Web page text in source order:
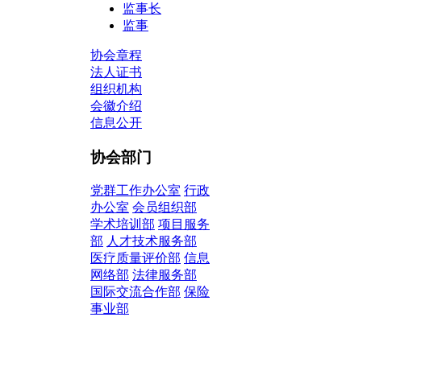
监事长
监事
协会章程
法人证书
组织机构
会徽介绍
信息公开
协会部门
党群工作办公室 行政
办公室 会员组织部
学术培训部 项目服务
部 人才技术服务部
医疗质量评价部 信息
网络部 法律服务部
国际交流合作部 保险
事业部